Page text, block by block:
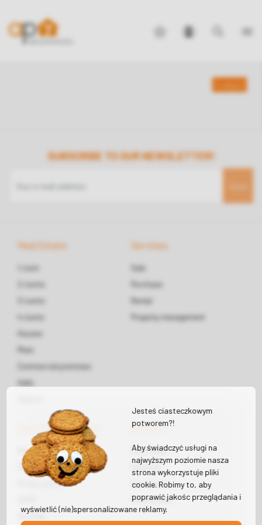
SUBSCRIBE TO OUR NEWSLETTER!
Real Estate
1 room
2 rooms
3 rooms
4 rooms
Houses
Commercial premises
Halls
Services
Sale
Purchase
Rental
Property management
About the company
About us
Regulations
Privacy policy
Site Map
Contact
Real Estate
Finances
Insurances
Investments
Jesteś ciasteczkowym
potworem?!
Aby świadczyć usługi na
najwyższym poziomie nasza
strona wykorzystuje pliki
cookie. Robimy to, aby
poprawić jakośc przeglądania i
wyświetlić (nie)spersonalizowane reklamy.